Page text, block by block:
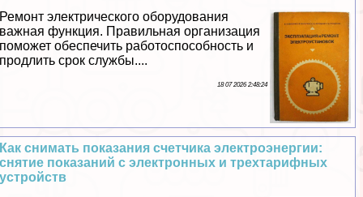
Ремонт электрического оборудования
важная функция. Правильная организация
поможет обеспечить работоспособность и
продлить срок службы....
18 07 2026 2:48:24
Как снимать показания счетчика электроэнергии:
снятие показаний с электронных и трехтарифных
устройств